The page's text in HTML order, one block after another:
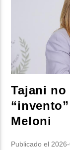
Tajani no
Meloni
Publicado el